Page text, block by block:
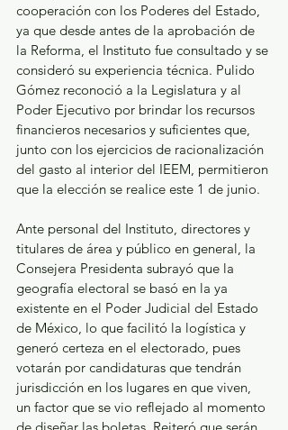
cooperación con los Poderes del Estado,
ya que desde antes de la aprobación de
la Reforma, el Instituto fue consultado y se
consideró su experiencia técnica. Pulido
Gómez reconoció a la Legislatura y al
Poder Ejecutivo por brindar los recursos
financieros necesarios y suficientes que,
junto con los ejercicios de racionalización
del gasto al interior del IEEM, permitieron
que la elección se realice este 1 de junio.
Ante personal del Instituto, directores y
titulares de área y público en general, la
Consejera Presidenta subrayó que la
geografía electoral se basó en la ya
existente en el Poder Judicial del Estado
de México, lo que facilitó la logística y
generó certeza en el electorado, pues
votarán por candidaturas que tendrán
jurisdicción en los lugares en que viven,
un factor que se vio reflejado al momento